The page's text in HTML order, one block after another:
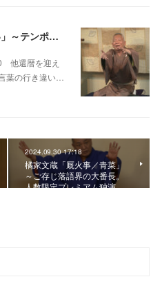
三遊亭遊雀「大工調べ／文違い」～テンポよくたたみかける語り口で人気・実力とも屈指！
他還暦を迎え
葉の行き違い…
2024.09.30 17:18
橘家文蔵「厩火事／青菜」
～ご存じ落語界の大番長。
人数限定プレミアム独演…